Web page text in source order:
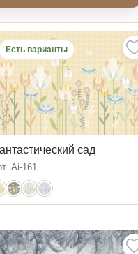
Есть варианты
сад
Ai-161